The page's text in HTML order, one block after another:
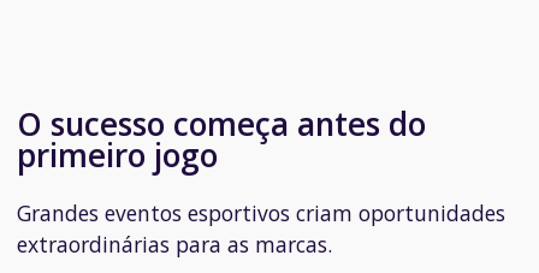
O sucesso começa antes do
primeiro jogo
Grandes eventos esportivos criam oportunidades
extraordinárias para as marcas.